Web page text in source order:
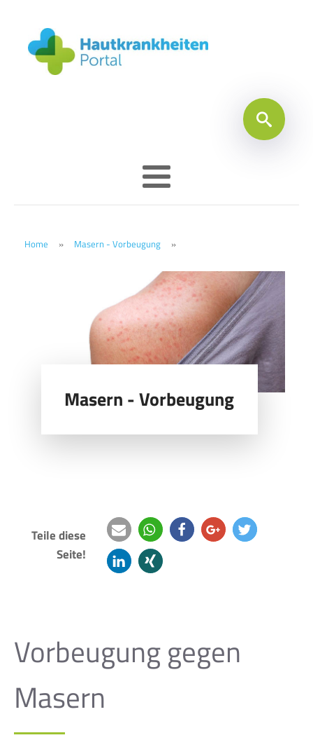
Home » Masern - Vorbeugung »
Masern - Vorbeugung
Teile diese
Seite!
e- teilen
Vorbeugung gegen
Masern